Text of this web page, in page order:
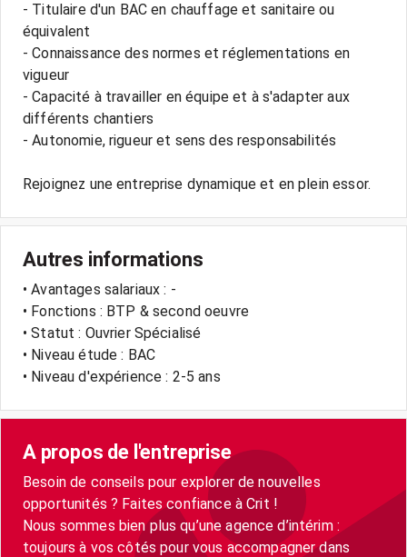
- Titulaire d'un BAC en chauffage et sanitaire ou
équivalent
- Connaissance des normes et réglementations en
vigueur
- Capacité à travailler en équipe et à s'adapter aux
différents chantiers
- Autonomie, rigueur et sens des responsabilités
Autres informations
• Avantages salariaux : -
• Fonctions : BTP & second oeuvre
• Statut : Ouvrier Spécialisé
• Niveau étude : BAC
• Niveau d'expérience : 2-5 ans
A propos de l'entreprise
Besoin de conseils pour explorer de nouvelles
opportunités ? Faites confiance à Crit !
Nous sommes bien plus qu’une agence d’intérim :
toujours à vos côtés pour vous accompagner dans